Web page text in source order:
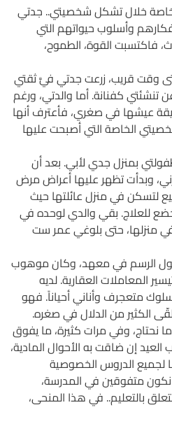
خلال تشكل شخصيتي.. جدتي
وأسلوب حيواتهم التي
فاكتسبت القوة، الطموح،
حتى وقت قريب، زرعت جدتي فيَّ ثقتي
كفنانة. أما والدتي، ورغم
عيشها في صغري، فأعترف أنها
الخاصة التي أصبحت عليها
بمنزل جدي لأبي. بعد أن
وبدأت تظهر عليها أعراض مرض
في منزل عائلتها حيث
للعلاج. بقي والدي لوحده في
في منزلها، حتى بلوغي عمر ست
الرسم في معهد، وكان موهوب
المعاملات العقارية. لديه
متعجرف وأناني أحياناً. فهو
الكثير من الدلال في صغره.
ما نحتاج، وفي مرات كثيرة، ما يفوق
العيد إن ضاقت به الأحوال المادية،
لجميع الدروس الخصوصية
نكون متفوقين في المدرسة،
بالتعليم.. في هذا المنحى،